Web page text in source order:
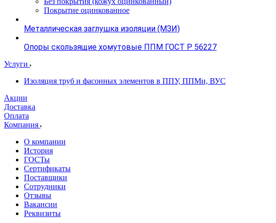
Покрытие оцинкованное
Металлическая заглушка изоляции (МЗИ)
Опоры скользящие хомутовые ППМ ГОСТ Р 56227
Услуги
Изоляция труб и фасонных элементов в ППУ, ППМи, ВУС
Акции
Доставка
Оплата
Компания
О компании
История
ГОСТы
Сертификаты
Поставщики
Сотрудники
Отзывы
Вакансии
Реквизиты